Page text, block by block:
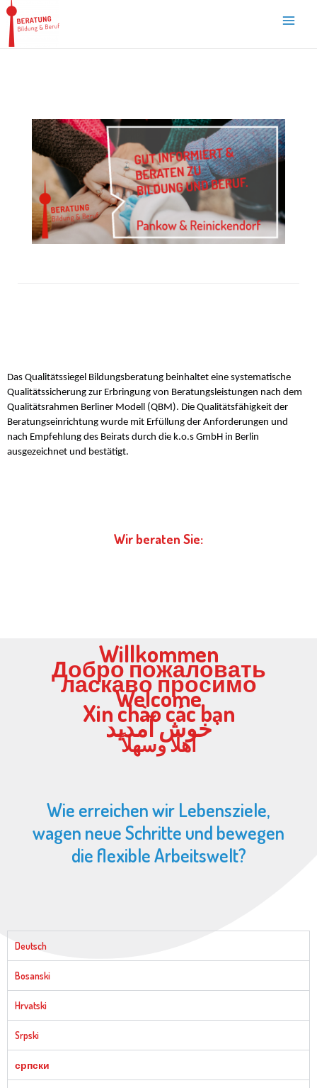
Das Qualitätssiegel Bildungsberatung beinhaltet eine systematische
Qualitätssicherung zur Erbringung von Beratungsleistungen nach dem
Qualitätsrahmen Berliner Modell (QBM). Die Qualitätsfähigkeit der
Beratungseinrichtung wurde mit Erfüllung der Anforderungen und
nach Empfehlung des Beirats durch die k.o.s GmbH in Berlin
ausgezeichnet und bestätigt.
Wir beraten Sie:
Willkommen
Добро пожаловать
ласкаво просимо
Welcome
Xin chào các bạn
خوش آمدید
أهلا وسهلاً
Wie erreichen wir Lebensziele,
wagen neue Schritte und bewegen
die flexible Arbeitswelt?
Deutsch
Bosanski
Hrvatski
Srpski
српски